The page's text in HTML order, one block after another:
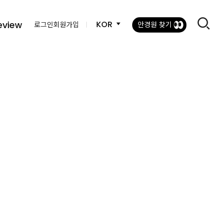
로그인회원가입 KOR 안경원 찾기 안경원 찾기